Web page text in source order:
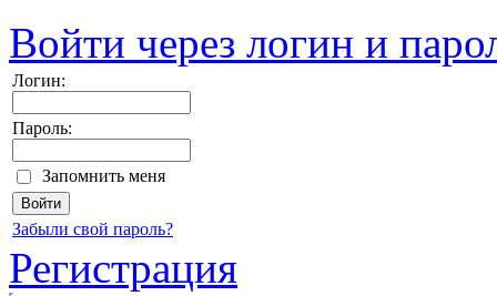
Войти через логин и
Логин:
Пароль:
Запомнить меня
Забыли свой пароль?
Регистрация